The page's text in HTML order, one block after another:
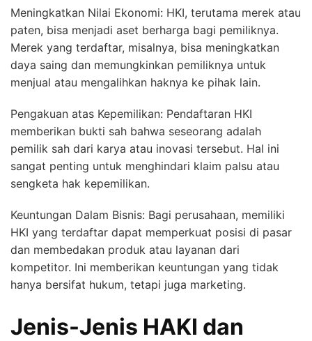
Meningkatkan Nilai Ekonomi: HKI, terutama merek atau
paten, bisa menjadi aset berharga bagi pemiliknya.
Merek yang terdaftar, misalnya, bisa meningkatkan
daya saing dan memungkinkan pemiliknya untuk
menjual atau mengalihkan haknya ke pihak lain.
Pengakuan atas Kepemilikan: Pendaftaran HKI
memberikan bukti sah bahwa seseorang adalah
pemilik sah dari karya atau inovasi tersebut. Hal ini
sangat penting untuk menghindari klaim palsu atau
sengketa hak kepemilikan.
Keuntungan Dalam Bisnis: Bagi perusahaan, memiliki
HKI yang terdaftar dapat memperkuat posisi di pasar
dan membedakan produk atau layanan dari
kompetitor. Ini memberikan keuntungan yang tidak
hanya bersifat hukum, tetapi juga marketing.
Jenis-Jenis HAKI dan